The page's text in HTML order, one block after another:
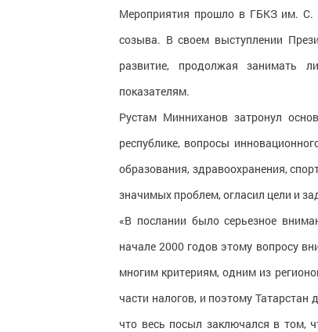
Мероприятия прошло в ГБКЗ им. С.
созыва. В своем выступлении
развитие, продолжая занимать
показателям.
Рустам Минниханов затронул
республике, вопросы
образования, здравоохранения,
значимых проблем, огласил цели и
«В послании было серьезное
начале 2000 годов этому вопросу
многим критериям, одним из
части налогов, и поэтому
что весь посыл заключался в том,